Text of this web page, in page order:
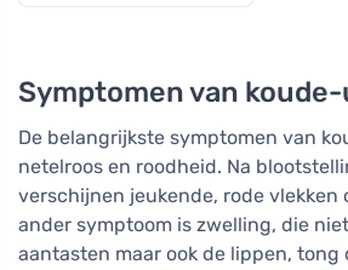
Symptomen van
De belangrijkste symptomen van
netelroos en roodheid. Na
verschijnen jeukende, rode vlekken
ander symptoom is zwelling, die
aantasten maar ook de lippen, tong